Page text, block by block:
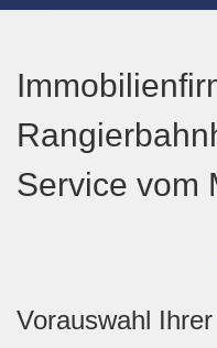
Service vom
Vorauswahl